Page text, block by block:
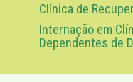
Clínica de
Internação em
Dependentes de